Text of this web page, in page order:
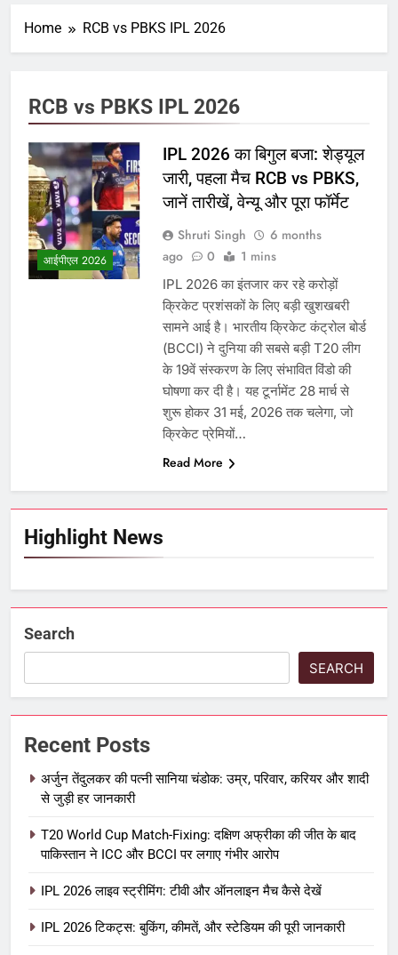
Home RCB vs PBKS IPL 2026
Highlight News
RCB vs PBKS IPL 2026
आईपीएल 2026
IPL 2026 का बिगुल बजा: शेड्यूल
जारी, पहला मैच RCB vs PBKS,
जानें तारीखें, वेन्यू और पूरा फॉर्मेट
Shruti Singh
6 months
ago
0 1 mins
IPL 2026 का इंतजार कर रहे करोड़ों
क्रिकेट प्रशंसकों के लिए बड़ी खुशखबरी
सामने आई है। भारतीय क्रिकेट कंट्रोल बोर्ड
(BCCI) ने दुनिया की सबसे बड़ी T20 लीग
के 19वें संस्करण के लिए संभावित विंडो की
घोषणा कर दी है। यह टूर्नामेंट 28 मार्च से
शुरू होकर 31 मई, 2026 तक चलेगा, जो
क्रिकेट प्रेमियों…
Read More
Search
SEARCH
Recent Posts
अर्जुन तेंदुलकर की पत्नी सानिया चंडोक: उम्र, परिवार, करियर और शादी
से जुड़ी हर जानकारी
T20 World Cup Match-Fixing: दक्षिण अफ्रीका की जीत के बाद
पाकिस्तान ने ICC और BCCI पर लगाए गंभीर आरोप
IPL 2026 लाइव स्ट्रीमिंग: टीवी और ऑनलाइन मैच कैसे देखें
IPL 2026 टिकट्स: बुकिंग, कीमतें, और स्टेडियम की पूरी जानकारी